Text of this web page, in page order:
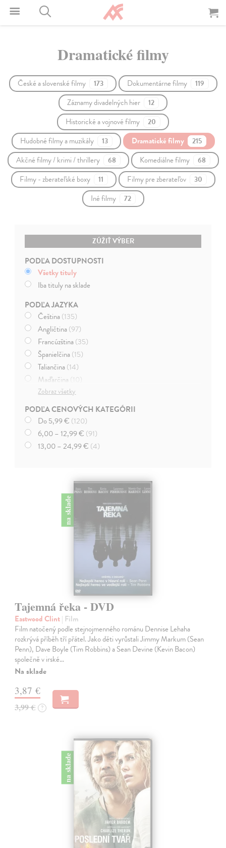
Dramatické filmy
České a slovenské filmy 173 Dokumentárne filmy 119
Záznamy divadelných hier 12
Historické a vojnové filmy 20
Hudobné filmy a muzikály 13 Dramatické filmy 215
Akčné filmy / krimi / thrillery 68 Komediálne filmy 68
Filmy - zberateľské boxy 11 Filmy pre zberateľov 30
Iné filmy 72
ZÚŽIŤ VÝBER
PODĽA DOSTUPNOSTI
Všetky tituly
Iba tituly na sklade
PODĽA JAZYKA
Čeština(135)
Angličtina(97)
Francúzština(35)
Španielčina(15)
Taliančina(14)
Maďarčina (10)
Nemčina(8)
Ruština(7)
Čínština(5)
Dánčina(5)
Japončina(5)
(4)
Nórčina(2)
(1)
Islandčina(1)
Zobraz všetky
PODĽA CENOVÝCH KATEGÓRII
Do 5,99 € (120)
6,00 – 12,99 € (91)
13,00 – 24,99 € (4)
na sklade
Tajemná řeka - DVD
Eastwood Clint| Film
Film natočený podle stejnojmenného románu Dennise Lehaha
rozkrývá příběh tří přátel. Jako děti vyrůstali Jimmy Markum (Sean
Penn), Dave Boyle (Tim Robbins) a Sean Devine (Kevin Bacon)
společně v irské…
Na sklade
3,87 €
3,99 € ?
na sklade